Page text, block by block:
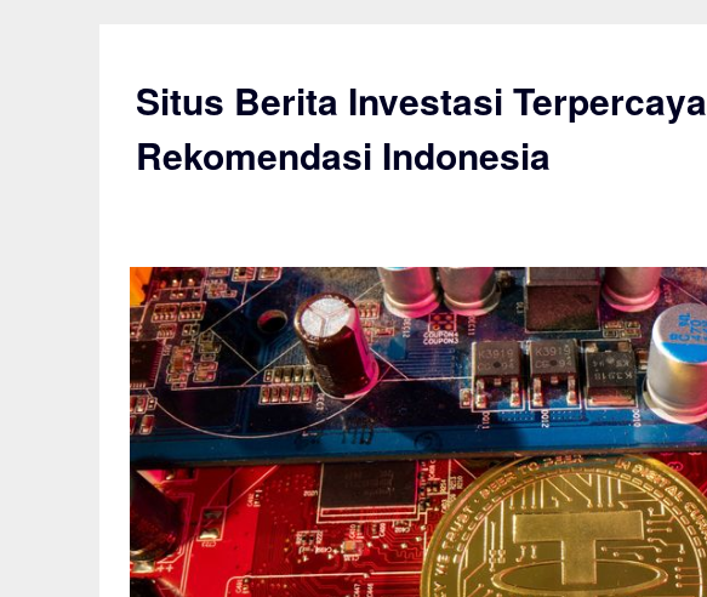
Situs Berita Investasi Terpercaya
Rekomendasi Indonesia